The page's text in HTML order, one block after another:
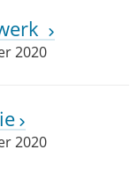
2020
2020